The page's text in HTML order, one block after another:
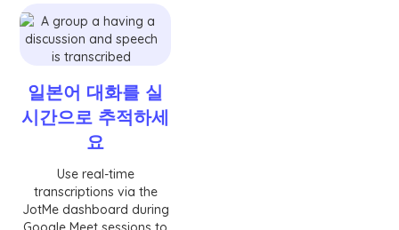
일본어 대화를 실
시간으로 추적하세
요
Use real-time
transcriptions via the
JotMe dashboard during